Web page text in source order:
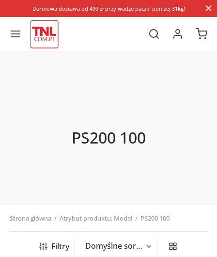
Darmowa dostawa od 499 zł przy wadze paczki poniżej 31kg!
PS200 100
Strona główna / Atrybut produktu: Model / PS200 100
Filtry